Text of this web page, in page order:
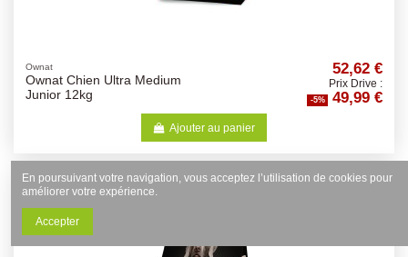
Ownat
Ownat Chien Ultra Medium
Junior 12kg
52,62 €
Prix Drive :
-5% 49,99 €
Ajouter au panier
En poursuivant votre navigation, vous acceptez l’utilisation de cookies pour
améliorer votre expérience.
Accepter